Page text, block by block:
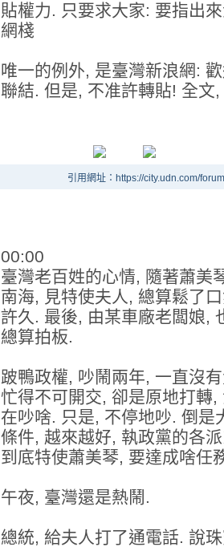
貼權力. 只要求大家: 要指出
網棧
唯一的例外, 是臺灣新浪網:
聯結. 但是, 不准許轉貼! 全文
引用網址：https://city.udn.com/
00:00
臺灣老百姓的心情, 隨著蕭美
南海, 見特使夫人, 總算鬆了
許久. 最後, 由某車廠老闆娘,
總算拍板.
跛鴨政權, 吵鬧兩年, 一直沒
忙得不可開交, 卻是原地打轉
在吵啥. 只是, 不停地吵. 倒是
條件, 越來越好, 執政黨的各
到底特使蕭美琴, 要達成啥任
午夜, 臺灣還是熱鬧.
總統, 給夫人打了通電話. 說